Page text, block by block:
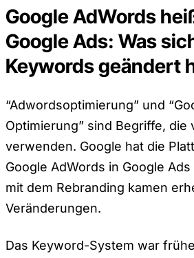
Google AdWords
Google Ads: Was
Keywords geändert
“Adwordsoptimierung” und
Optimierung” sind Begriffe, die
verwenden. Google hat die
Google AdWords in Google
mit dem Rebranding kamen
Veränderungen.
Das Keyword-System war